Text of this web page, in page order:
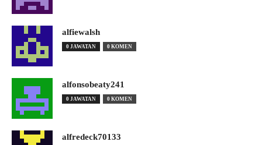
alfiewalsh
0 JAWATAN 0 KOMEN
alfonsobeaty241
0 JAWATAN 0 KOMEN
alfredeck70133